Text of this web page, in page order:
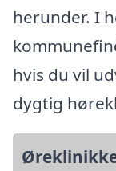
herunder. I
hvis du vil
dygtig